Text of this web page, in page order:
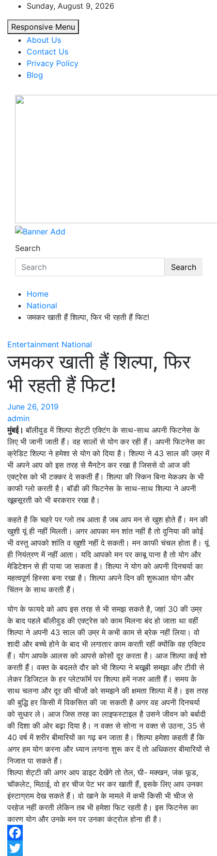
content
Sunday, August 9, 2026
Responsive Menu
About Us
Contact Us
Privacy Policy
Blog
Search
Search
Home
National
जमकर खाती हैं शिल्पा, फिर भी रहती हैं फिट!
Entertainment National
जमकर खाती हैं शिल्पा, फिर
भी रहती हैं फिट!
June 26, 2019
admin
मुंबई।बॉलीवुड में शिल्पा शेट्टी एक्टिंग के साथ-साथ अपनी फिटनेस के
लिए भी जानी जाती हैं। वह सालों से योग कर रही हैं। अपनी फिटनेस का
क्रेडिट शिल्पा ने हमेशा से योग को दिया है। शिल्पा ने 43 साल की उम्र में
भी अपने आप को इस तरह से मैनटेन कर रखा है जिससे वो आज की
एक्ट्रेस को भी टक्कर दे सकती हैं। शिल्पा की स्किन बिना मेकअप के भी
काफी ग्लो करती है। बॉडी की फिटनेस के साथ-साथ शिल्पा ने अपनी
खूबसूरती को भी बरकरार रखा है।
कहते है कि चहरे पर ग्लो तब आता है जब आप मन से खुश होते हैं। मन की
खुशी यूं ही नहीं मिलती। अगर आपका मन शांत नहीं है तो दुनिया की कोई
भी वस्तु आपको शांति व खुशी नहीं दे सकती। मन काफी चंचल होता है। यूं
ही नियंत्रण में नहीं आता। यदि आपको मन पर काबू पाना है तो योग और
मेडिटेशन से ही पाया जा सकता है। शिल्पा ने योग को अपनी दिनचर्या का
महत्वपूर्ण हिस्सा बना रखा है। शिल्पा अपने दिन की शुरूआत योग और
चिंतन के साथ करती हैं।
योग के फायदे को आप इस तरह से भी समझ सकते है, जहां 30 की उम्र
के बाद पहले बॉलीवुड की एक्ट्रेस को काम मिलना बंद हो जाता था वहीं
शिल्पा ने अपनी 43 साल की उम्र मे कभी काम से ब्रेक नहीं लिया। वो
शादी और बच्चे होने के बाद भी लगातार काम करती रहीं क्योंकि वह एक्टिव
हैं। योग आपके आलस को आपसे कोसों दूर करता है। आज शिल्पा कई शो
करती हैं। वक्त के बदलते दौर को भी शिल्पा ने बखूबी समझा और टीवी से
लेकर डिजिटल के हर प्लेटफॉर्म पर शिल्पा हमें नजर आती हैं। समय के
साथ चलना और दूर की चीजों को समझने की क्षमता शिल्पा में है। इस तरह
की बुद्धि हर किसी में विकसित की जा सकती है अगर वह अपनी दिनचर्या
को सुधार ले। आज जिस तरह का लाइफस्टाइल है उसने जीवन को बर्बादी
की दिशा की ओर बढ़ा दिया है। न वक्त से सोना न वक्त से उठना, 35 से
40 वर्ष में शरीर बीमारियों का गढ़ बन जाता है। शिल्पा हमेशा कहती हैं कि
अगर हम योग करना और ध्यान लगाना शुरू कर दें तो अधिकतर बीमारियों से
निजात पा सकते हैं।
शिल्पा शेट्टी की अगर आप डाइट देखेंगे तो तेल, घी- मक्खन, जंक फूड,
चॉकलेट, मिठाई, वो हर चीज पेट भर कर खाती हैं, इसके लिए आप उनका
इंस्टाग्राम देख सकते हैं। वो खाने के मामले में कभी किसी भी चीज से
परहेज नहीं करती लेकिन तब भी हमेशा फिट रहती है। इस फिटनेस का
कारण योग और उनके मन पर उनका कंट्रोल होना ही है।
Facebook